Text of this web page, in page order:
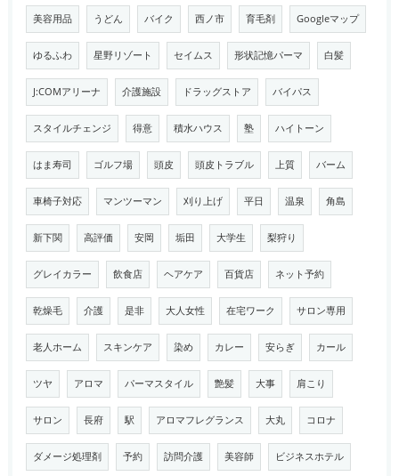
美容用品 うどん バイク 西ノ市 育毛剤 Googleマップ
ゆるふわ 星野リゾート セイムス 形状記憶パーマ 白髪
J:COMアリーナ 介護施設 ドラッグストア バイパス
スタイルチェンジ 得意 積水ハウス 塾 ハイトーン
はま寿司 ゴルフ場 頭皮 頭皮トラブル 上質 バーム
車椅子対応 マンツーマン 刈り上げ 平日 温泉 角島
新下関 高評価 安岡 垢田 大学生 梨狩り
グレイカラー 飲食店 ヘアケア 百貨店 ネット予約
乾燥毛 介護 是非 大人女性 在宅ワーク サロン専用
老人ホーム スキンケア 染め カレー 安らぎ カール
ツヤ アロマ パーマスタイル 艶髪 大事 肩こり
サロン 長府 駅 アロマフレグランス 大丸 コロナ
ダメージ処理剤 予約 訪問介護 美容師 ビジネスホテル